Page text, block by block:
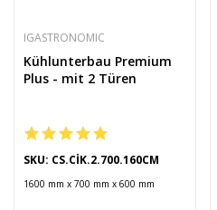
IGASTRONOMIC
Kühlunterbau Premium
Plus - mit 2 Türen
SKU: CS.CİK.2.700.160CM
1600 mm x 700 mm x 600 mm